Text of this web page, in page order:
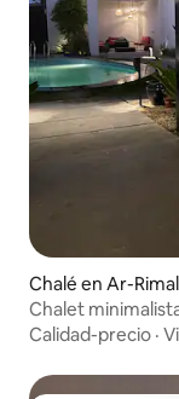
Chalé en Ar-Rimal
Chalet
Calidad-precio ·